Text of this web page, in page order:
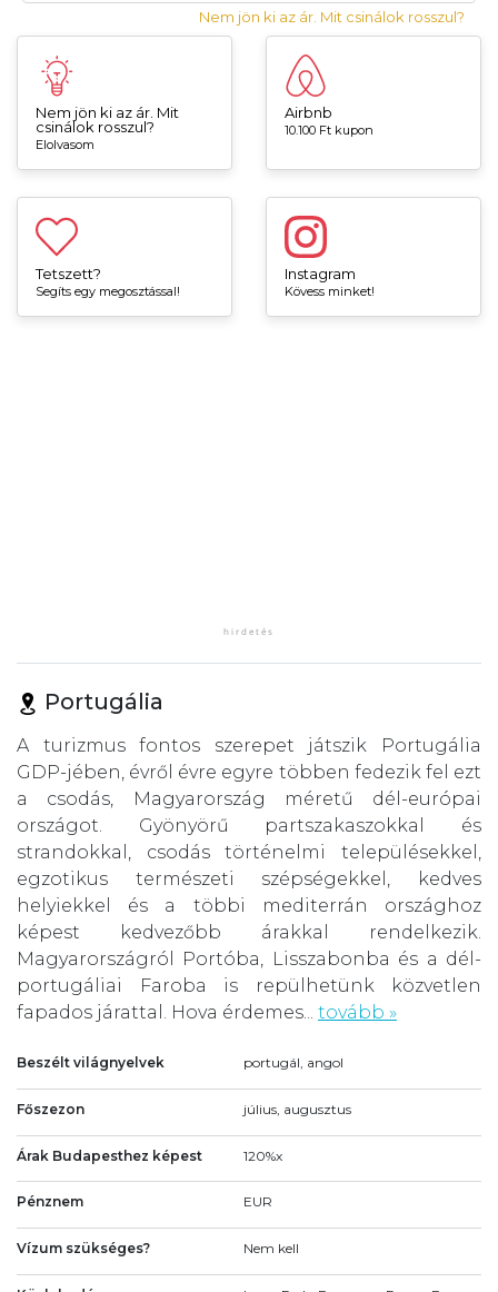
Nem jön ki az ár. Mit csinálok rosszul?
Nem jön ki az ár. Mit
csinálok rosszul?
Elolvasom
Airbnb
10.100 Ft kupon
Tetszett?
Segíts egy megosztással!
Instagram
Kövess minket!
Portugália
A turizmus fontos szerepet játszik Portugália
GDP-jében, évről évre egyre többen fedezik fel ezt
a csodás, Magyarország méretű dél-európai
országot. Gyönyörű partszakaszokkal és
strandokkal, csodás történelmi településekkel,
egzotikus természeti szépségekkel, kedves
helyiekkel és a többi mediterrán országhoz
képest kedvezőbb árakkal rendelkezik.
Magyarországról Portóba, Lisszabonba és a dél-
portugáliai Faroba is repülhetünk közvetlen
fapados járattal. Hova érdemes... tovább »
Beszélt világnyelvek portugál, angol
Főszezon július, augusztus
Árak Budapesthez képest 120%x
Pénznem EUR
Vízum szükséges? Nem kell